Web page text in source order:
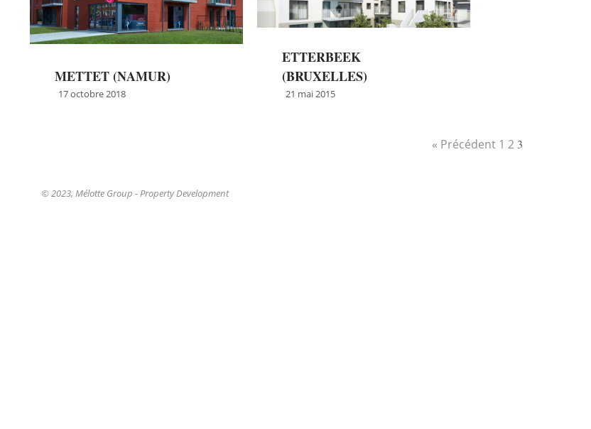
METTET (NAMUR)
17 octobre 2018
ETTERBEEK
(BRUXELLES)
21 mai 2015
« Précédent 1 2 3
© 2023, Mélotte Group - Property Development